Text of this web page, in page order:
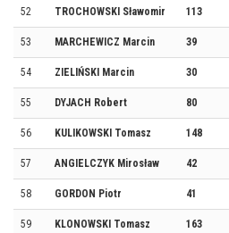
52 TROCHOWSKI Sławomir 113
53 MARCHEWICZ Marcin 39
54 ZIELIŃSKI Marcin 30
55 DYJACH Robert 80
56 KULIKOWSKI Tomasz 148
57 ANGIELCZYK Mirosław 42
58 GORDON Piotr 41
59 KLONOWSKI Tomasz 163